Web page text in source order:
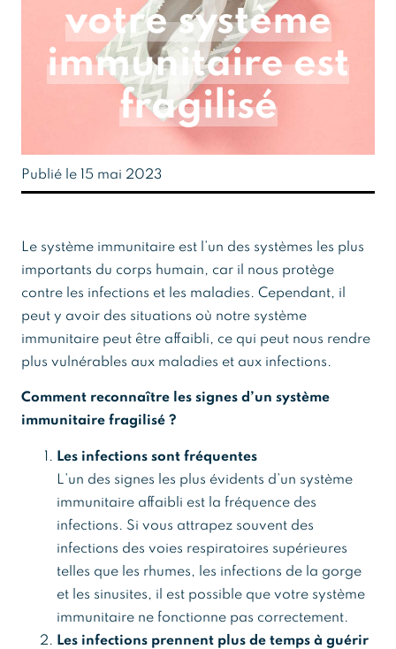
votre système
immunitaire est
fragilisé
Publié le 15 mai 2023
Le système immunitaire est l’un des systèmes les plus
importants du corps humain, car il nous protège
contre les infections et les maladies. Cependant, il
peut y avoir des situations où notre système
immunitaire peut être affaibli, ce qui peut nous rendre
plus vulnérables aux maladies et aux infections.
Comment reconnaître les signes d’un système
immunitaire fragilisé ?
Les infections sont fréquentes
L’un des signes les plus évidents d’un système
immunitaire affaibli est la fréquence des
infections. Si vous attrapez souvent des
infections des voies respiratoires supérieures
telles que les rhumes, les infections de la gorge
et les sinusites, il est possible que votre système
immunitaire ne fonctionne pas correctement.
Les infections prennent plus de temps à guérir